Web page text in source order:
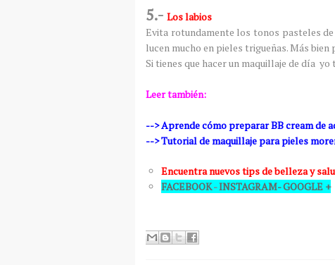
5.- Los labios
Evita rotundamente los tonos pasteles
lucen mucho en pieles trigueñas. Más
Si tienes que hacer un maquillaje de día
Leer también:
--> Aprende cómo preparar BB cream de
--> Tutorial de maquillaje para pieles
Encuentra nuevos tips de belleza y
FACEBOOK-INSTAGRAM-GOOGLE +